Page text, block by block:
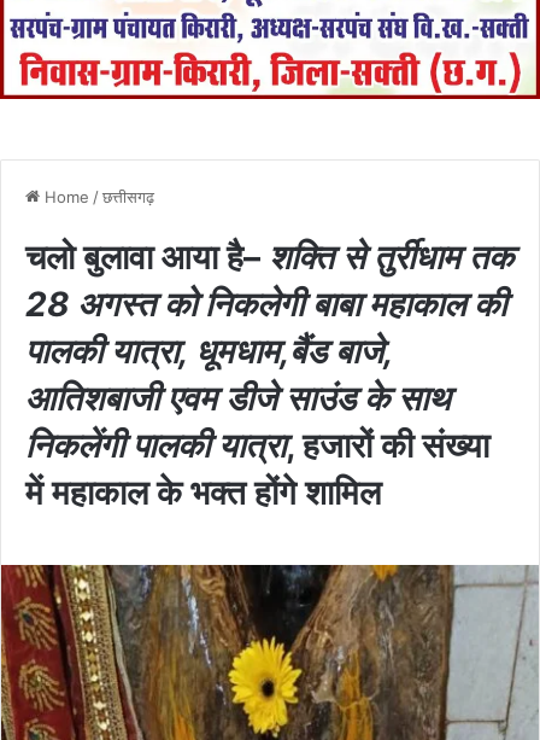
Home /छत्तीसगढ़
चलो बुलावा आया है– शक्ति से तुर्रीधाम तक
28 अगस्त को निकलेगी बाबा महाकाल की
पालकी यात्रा, धूमधाम,बैंड बाजे,
आतिशबाजी एवम डीजे साउंड के साथ
निकलेंगी पालकी यात्रा, हजारों की संख्या
में महाकाल के भक्त होंगे शामिल